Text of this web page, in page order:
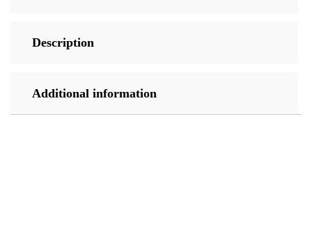
Description
Additional information